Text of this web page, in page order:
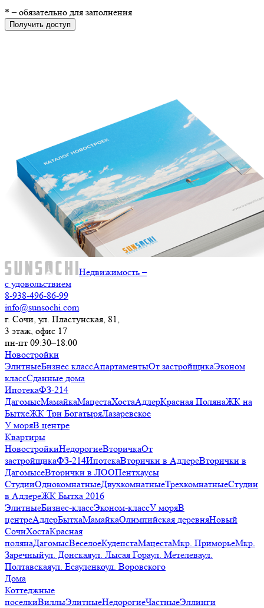
* – обязательно для заполнения
Получить доступ
Недвижимость –
с удовольствием
8-938-496-86-99
info@sunsochi.com
г. Сочи, ул. Пластунская, 81,
3 этаж, офис 17
пн-пт 09:30–18:00
Новостройки
ЭлитныеБизнес классАпартаментыОт застройщикаЭконом
классСданные дома
ИпотекаФЗ-214
ДагомысМамайкаМацестаХостаАдлерКрасная ПолянаЖК на
БытхеЖК Три БогатыряЛазаревское
У моряВ центре
Квартиры
НовостройкиНедорогиеВторичкаОт
застройщикаФЗ-214ИпотекаВторички в АдлереВторички в
ДагомысеВторички в ЛООПентхаусы
СтудииОднокомнатныеДвухкомнатныеТрехкомнатныеСтудии
в АдлереЖК Бытха 2016
ЭлитныеБизнес-классЭконом-классУ моряВ
центреАдлерБытхаМамайкаОлимпийская деревняНовый
СочиХостаКрасная
полянаДагомысВеселоеКудепстаМацестаМкр. ПриморьеМкр.
Заречныйул. Донскаяул. Лысая Гораул. Метелеваул.
Полтавскаяул. Есауленкоул. Воровского
Дома
Коттеджные
поселкиВиллыЭлитныеНедорогиеЧастныеЭллинги